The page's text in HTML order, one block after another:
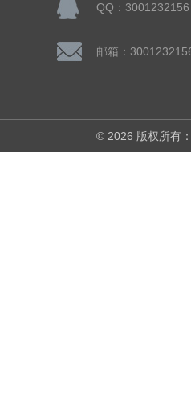
QQ：3001232156
邮箱：
© 2026 版权所有